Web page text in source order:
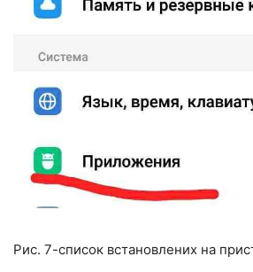
Рис. 7-список встановлених на